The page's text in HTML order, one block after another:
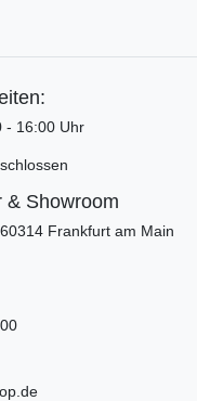
- 16:00 Uhr
& Showroom
Frankfurt am Main